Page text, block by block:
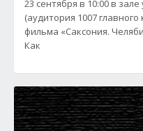
23 сентября в 10:00 в
(аудитория 1007
фильма «Саксония.
Как